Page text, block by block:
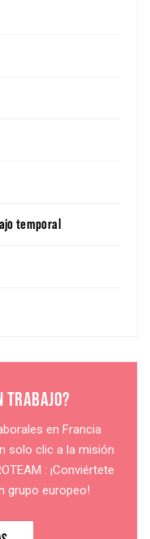
temporal
TRABAJO?
en Francia
solo clic a la misión
: ¡Conviértete
grupo europeo!